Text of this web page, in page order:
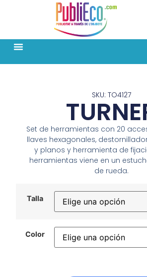
SKU: TO4127
Set de herramientas con 20
llaves hexagonales,
y planos y herramienta de
herramientas viene en un
de rueda.
Talla
Color